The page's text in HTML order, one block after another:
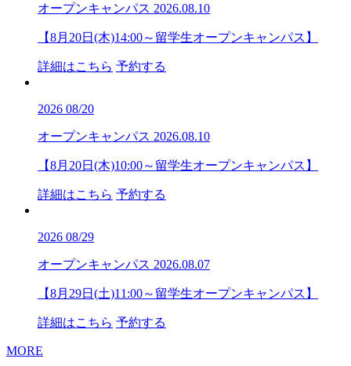
オープンキャンパス 2026.08.10
【8月20日(木)14:00～留学生オープンキャンパス】
詳細はこちら 予約する
2026 08/20
オープンキャンパス 2026.08.10
【8月20日(木)10:00～留学生オープンキャンパス】
詳細はこちら 予約する
2026 08/29
オープンキャンパス 2026.08.07
【8月29日(土)11:00～留学生オープンキャンパス】
詳細はこちら 予約する
MORE